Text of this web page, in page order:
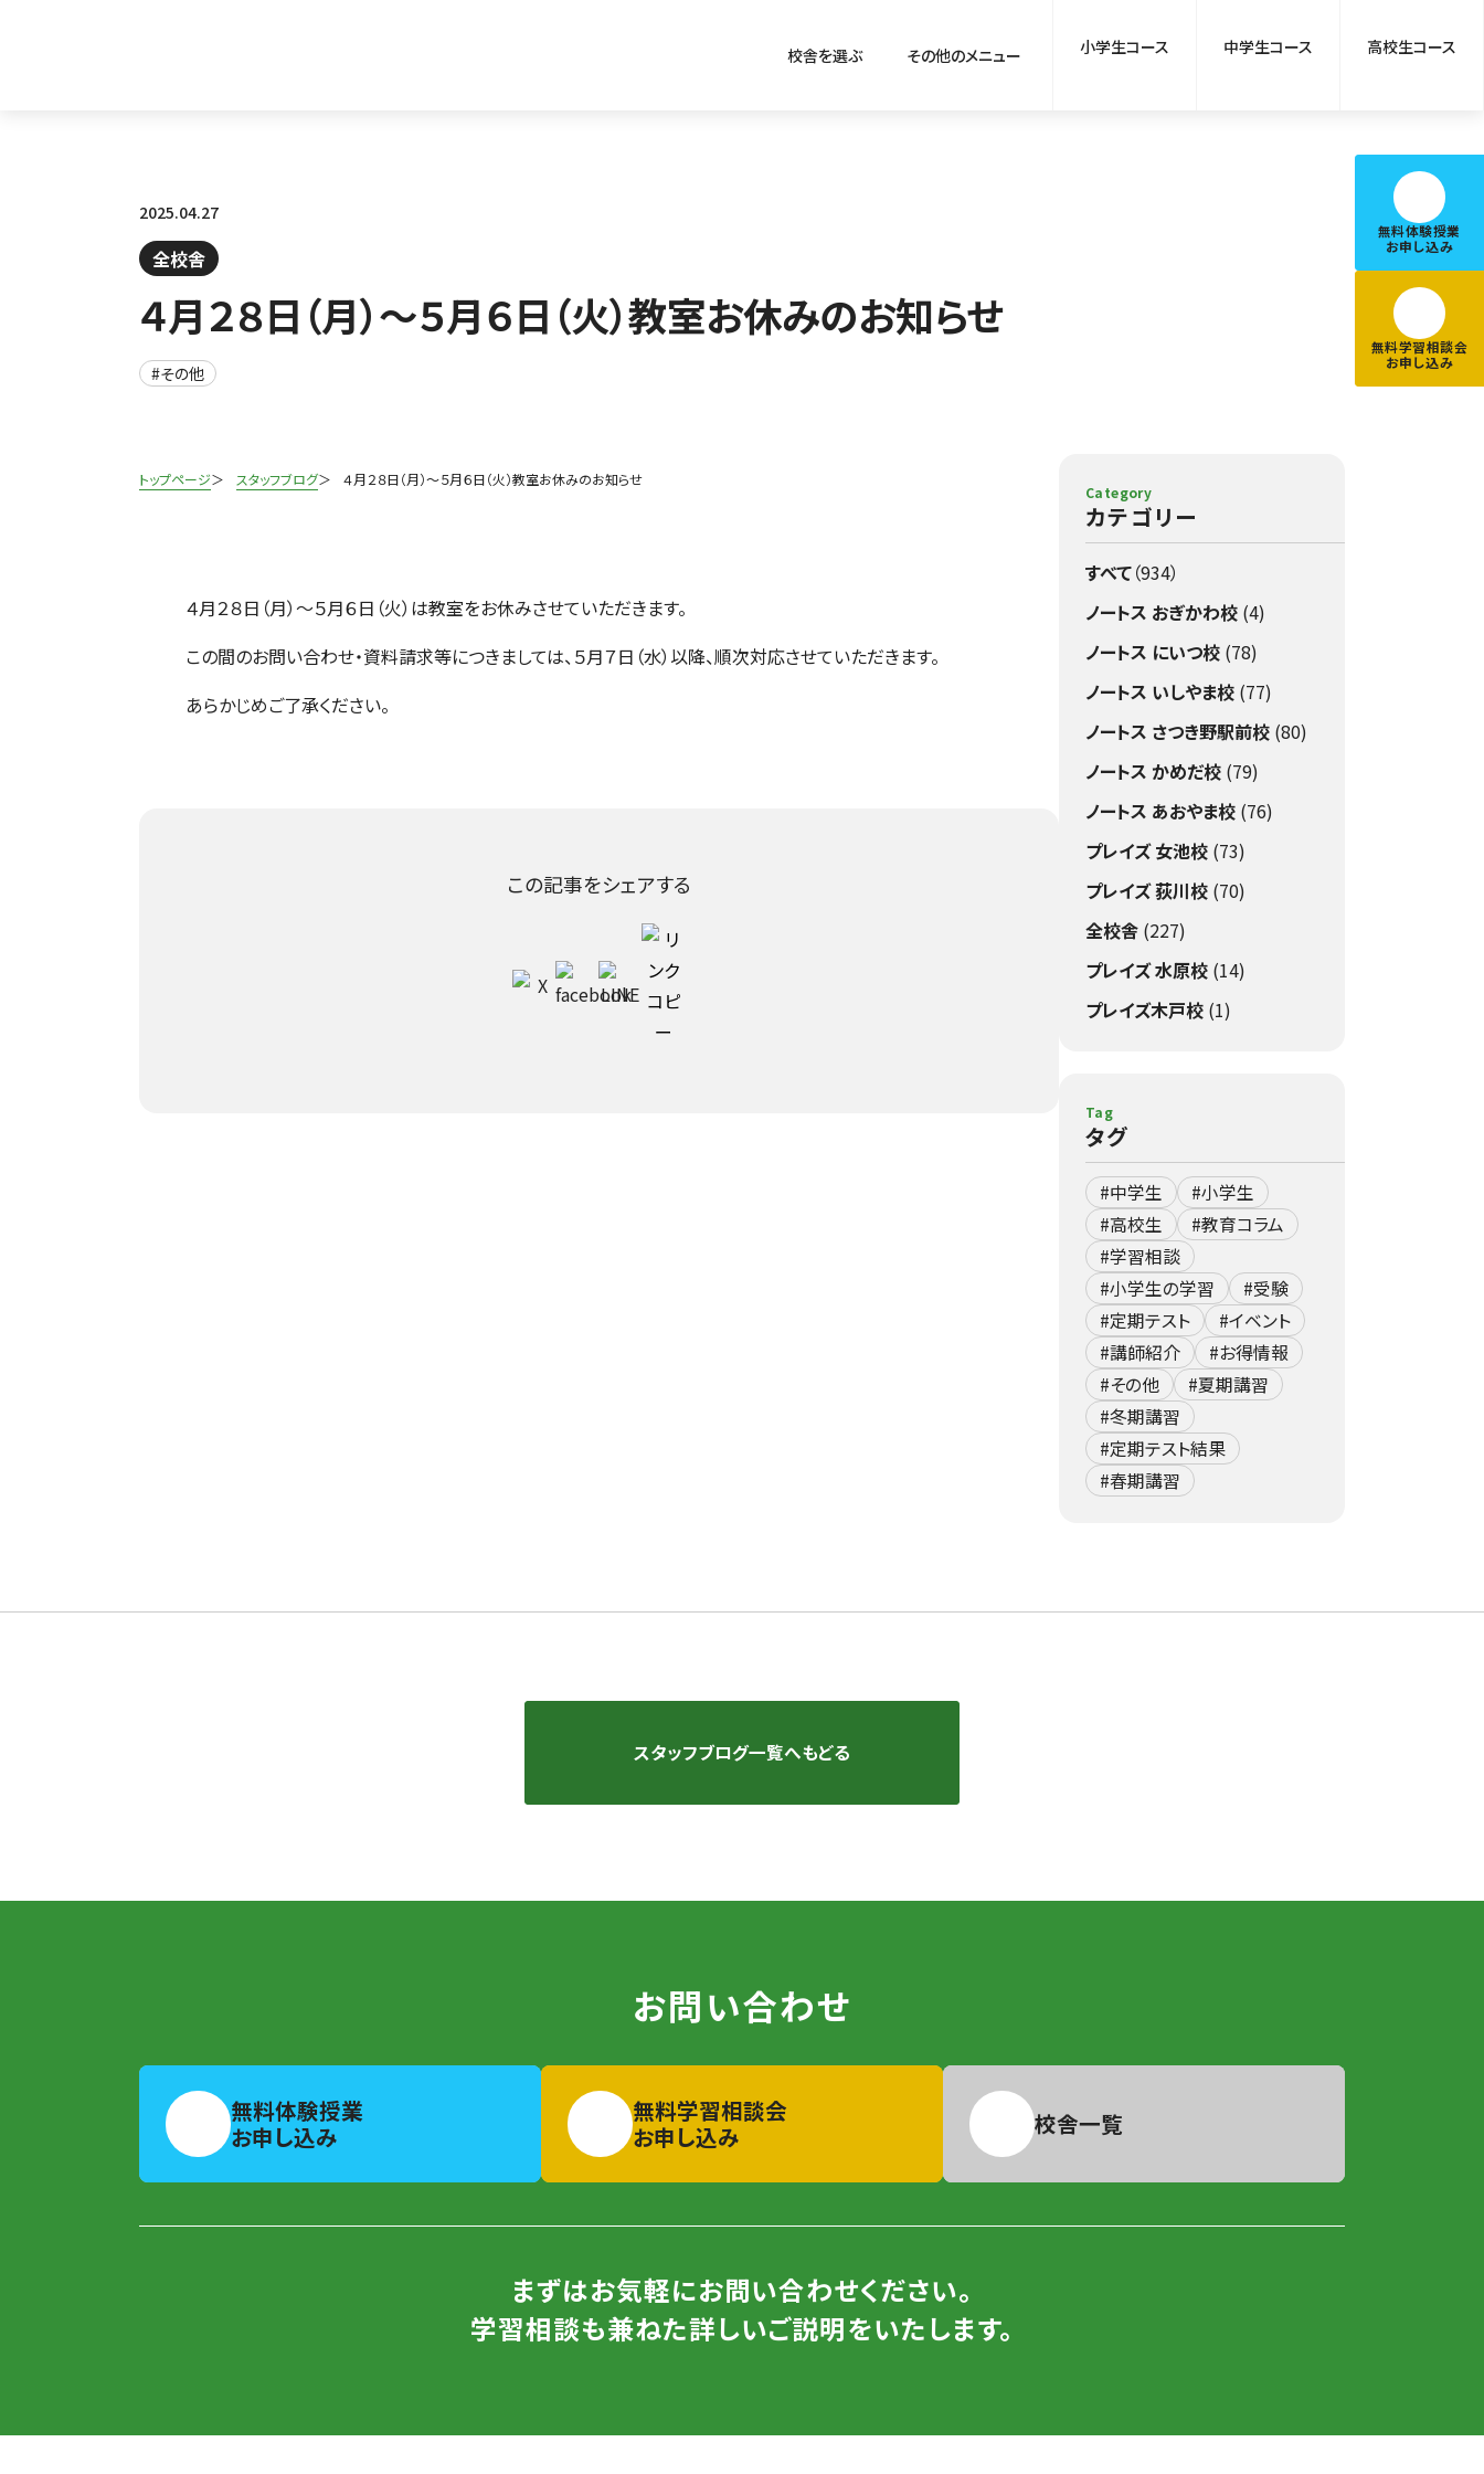
校舎を選ぶ その他のメニュー 小学生コース 中学生コース 高校生コース
無料体験授業
お申し込み
無料学習相談会
お申し込み
2025.04.27
全校舎
４月２８日（月）～５月６日（火）教室お休みのお知らせ
#その他
トップページ スタッフブログ ４月２８日（月）～５月６日（火）教室お休みのお知らせ
４月２８日（月）～５月６日（火）は教室をお休みさせていただきます。
この間のお問い合わせ・資料請求等につきましては、５月７日（水）以降、順次対応させていただきます。
あらかじめご了承ください。
この記事をシェアする
Category
カテゴリー
すべて（934）
ノートス おぎかわ校(4)
ノートス にいつ校(78)
ノートス いしやま校(77)
ノートス さつき野駅前校(80)
ノートス かめだ校(79)
ノートス あおやま校(76)
プレイズ 女池校(73)
プレイズ 荻川校(70)
全校舎(227)
プレイズ 水原校(14)
プレイズ木戸校(1)
Tag
タグ
#中学生
#小学生
#高校生
#教育コラム
#学習相談
#小学生の学習
#受験
#定期テスト
#イベント
#講師紹介
#お得情報
#その他
#夏期講習
#冬期講習
#定期テスト結果
#春期講習
スタッフブログ一覧へもどる
お問い合わせ
無料体験授業
お申し込み
無料学習相談会
お申し込み
校舎一覧
まずはお気軽にお問い合わせください。
学習相談も兼ねた詳しいご説明をいたします。